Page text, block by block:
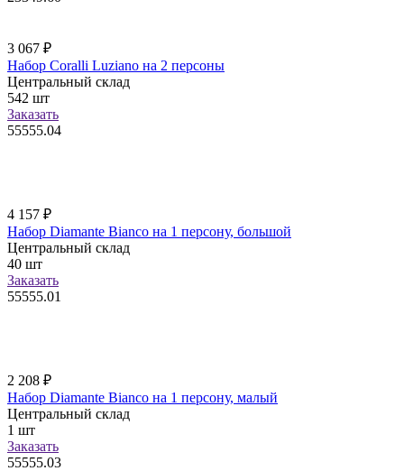
3 067 ₽
Набор Coralli Luziano на 2 персоны
Центральный склад
542 шт
Заказать
55555.04
4 157 ₽
Набор Diamante Bianco на 1 персону, большой
Центральный склад
40 шт
Заказать
55555.01
2 208 ₽
Набор Diamante Bianco на 1 персону, малый
Центральный склад
1 шт
Заказать
55555.03